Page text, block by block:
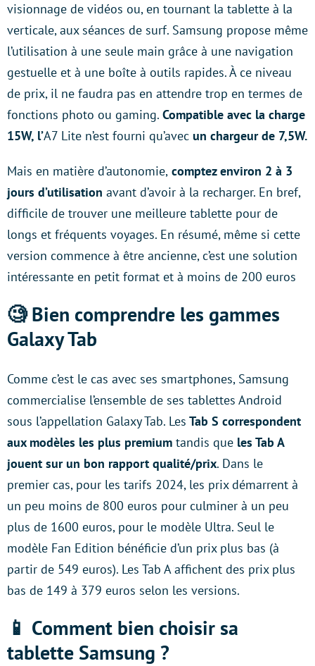
visionnage de vidéos ou, en tournant la tablette à la
verticale, aux séances de surf. Samsung propose même
l’utilisation à une seule main grâce à une navigation
gestuelle et à une boîte à outils rapides. À ce niveau
de prix, il ne faudra pas en attendre trop en termes de
fonctions photo ou gaming. Compatible avec la charge
15W, l’A7 Lite n’est fourni qu’avec un chargeur de 7,5W.
Mais en matière d’autonomie, comptez environ 2 à 3
jours d’utilisation avant d’avoir à la recharger. En bref,
difficile de trouver une meilleure tablette pour de
longs et fréquents voyages. En résumé, même si cette
version commence à être ancienne, c’est une solution
intéressante en petit format et à moins de 200 euros
🧐 Bien comprendre les gammes
Galaxy Tab
Comme c’est le cas avec ses smartphones, Samsung
commercialise l’ensemble de ses tablettes Android
sous l’appellation Galaxy Tab. Les Tab S correspondent
aux modèles les plus premium tandis que les Tab A
jouent sur un bon rapport qualité/prix. Dans le
premier cas, pour les tarifs 2024, les prix démarrent à
un peu moins de 800 euros pour culminer à un peu
plus de 1600 euros, pour le modèle Ultra. Seul le
modèle Fan Edition bénéficie d’un prix plus bas (à
partir de 549 euros). Les Tab A affichent des prix plus
bas de 149 à 379 euros selon les versions.
📱 Comment bien choisir sa
tablette Samsung ?